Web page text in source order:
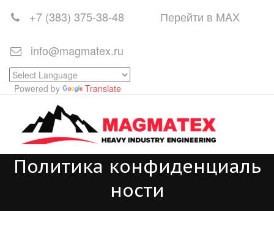
+7 (383) 375-38-48 Перейти в MAX
info@magmatex.ru
Powered by Translate
Политика конфиденциаль
ности